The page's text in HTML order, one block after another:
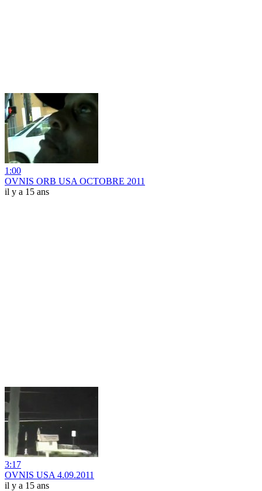
1:00
OVNIS ORB USA OCTOBRE 2011
il y a 15 ans
3:17
OVNIS USA 4.09.2011
il y a 15 ans